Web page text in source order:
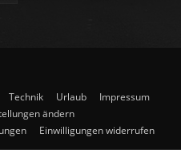
Technik Urlaub
Impressum
ändern
Einwilligungen widerrufen